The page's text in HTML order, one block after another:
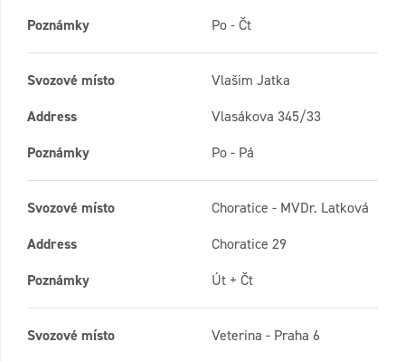
Poznámky
Po - Čt
Svozové místo
Vlašim Jatka
Address
Vlasákova 345/33
Poznámky
Po - Pá
Svozové místo
Choratice - MVDr. Latková
Address
Choratice 29
Poznámky
Út + Čt
Svozové místo
Veterina - Praha 6